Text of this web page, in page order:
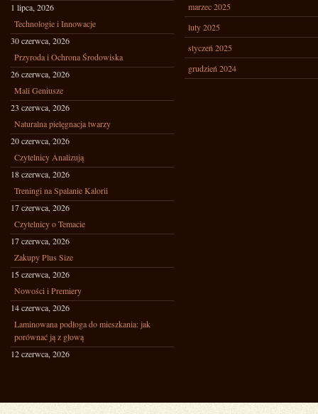
1 lipca, 2026
Technologie i Innowacje
30 czerwca, 2026
Przyroda i Ochrona Środowiska
26 czerwca, 2026
Mali Geniusze
23 czerwca, 2026
Naturalna pielęgnacja twarzy
20 czerwca, 2026
Czytelnicy Analizują
18 czerwca, 2026
Treningi na Spalanie Kalorii
17 czerwca, 2026
Czytelnicy o Temacie
17 czerwca, 2026
Zakupy Plus Size
15 czerwca, 2026
Nowości i Premiery
14 czerwca, 2026
Laminowana podłoga do mieszkania: jak
porównać ją z głową
12 czerwca, 2026
marzec 2025
luty 2025
styczeń 2025
grudzień 2024